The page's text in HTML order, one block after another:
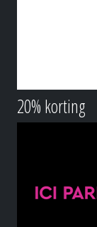
20% korting